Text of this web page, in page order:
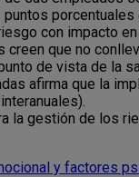
porcentuales
con impacto
que no
de vista de la
afirma que la
la gestión de los
y factores